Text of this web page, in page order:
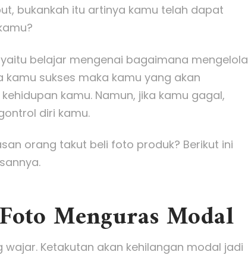
bukankah itu artinya kamu telah dapat
belajar mengenai bagaimana mengelola
kamu sukses maka kamu yang akan
kamu. Namun, jika kamu gagal,
diri kamu.
orang takut beli foto produk? Berikut ini
Menguras Modal
Ketakutan akan kehilangan modal jadi